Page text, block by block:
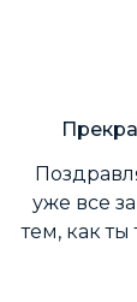
уже все
тем, как ты